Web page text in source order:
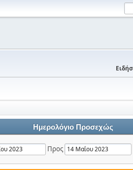
Ημερολόγιο Προσεχώς
Προς